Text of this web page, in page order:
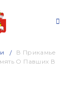
В Прикамье
О Павших В